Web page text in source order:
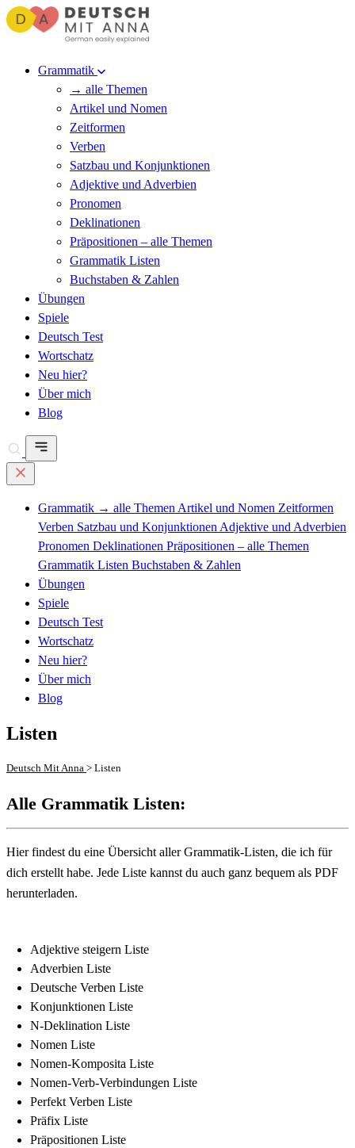
Grammatik
→ alle Themen
Artikel und Nomen
Zeitformen
Verben
Satzbau und Konjunktionen
Adjektive und Adverbien
Pronomen
Deklinationen
Präpositionen – alle Themen
Grammatik Listen
Buchstaben & Zahlen
Übungen
Spiele
Deutsch Test
Wortschatz
Neu hier?
Über mich
Blog
Grammatik → alle Themen Artikel und Nomen Zeitformen
Verben Satzbau und Konjunktionen Adjektive und Adverbien
Pronomen Deklinationen Präpositionen – alle Themen
Grammatik Listen Buchstaben & Zahlen
Übungen
Spiele
Deutsch Test
Wortschatz
Neu hier?
Über mich
Blog
Listen
Deutsch Mit Anna > Listen
Alle Grammatik Listen:
Hier findest du eine Übersicht aller Grammatik-Listen, die ich für
dich erstellt habe. Jede Liste kannst du auch ganz bequem als PDF
herunterladen.
Adjektive steigern Liste
Adverbien Liste
Deutsche Verben Liste
Konjunktionen Liste
N-Deklination Liste
Nomen Liste
Nomen-Komposita Liste
Nomen-Verb-Verbindungen Liste
Perfekt Verben Liste
Präfix Liste
Präpositionen Liste